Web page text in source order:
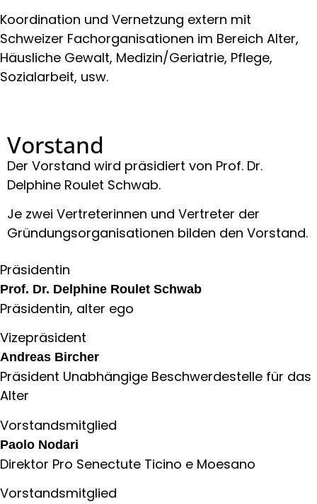
Koordination und Vernetzung extern mit
Schweizer Fachorganisationen im Bereich Alter,
Häusliche Gewalt, Medizin/Geriatrie, Pflege,
Sozialarbeit, usw.
Vorstand
Der Vorstand wird präsidiert von Prof. Dr.
Delphine Roulet Schwab.
Je zwei Vertreterinnen und Vertreter der
Gründungsorganisationen bilden den Vorstand.
Präsidentin
Prof. Dr. Delphine Roulet Schwab
Präsidentin, alter ego
Vizepräsident
Andreas Bircher
Präsident Unabhängige Beschwerdestelle für das
Alter
Vorstandsmitglied
Paolo Nodari
Direktor Pro Senectute Ticino e Moesano
Vorstandsmitglied